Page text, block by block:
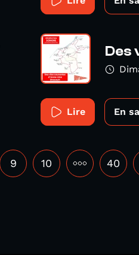
Des
Lire En
9 10 ••• 40